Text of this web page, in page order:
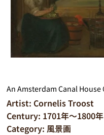
An Amsterdam Canal House
Artist: Cornelis Troost
Century: 1701年～1800年
Category: 風景画